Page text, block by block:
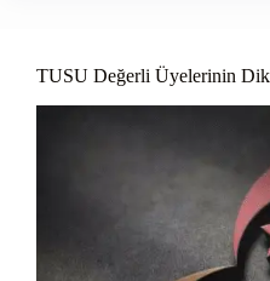
TUSU Değerli Üyelerinin